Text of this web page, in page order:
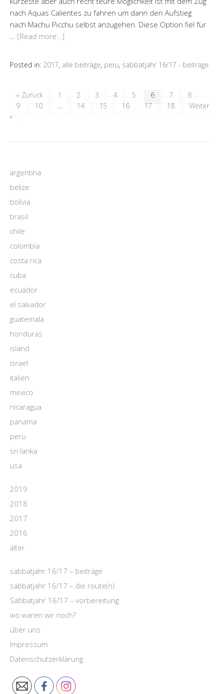
nach Aquas Calientes zu fahren um dann den Aufstieg
nach Machu Picchu selbst anzugehen. Diese Option fiel für
… [Read more…]
Posted in: 2017, alle beiträge, peru, sabbatjahr 16/17 - beiträge
« Zurück 1 2 3 4 5 6 7
8
9
10 … 14 15 16 17 18
Weiter
»
argentina
belize
bolivia
brasil
chile
colombia
costa rica
cuba
ecuador
el salvador
guatemala
honduras
island
israel
italien
mexico
nicaragua
panama
peru
sri lanka
usa
2019
2018
2017
2016
älter
sabbatjahr 16/17 – beiträge
sabbatjahr 16/17 – die route(n)
Sabbatjahr 16/17 – vorbereitung
wo waren wir noch?
über uns
Impressum
Datenschutzerklärung